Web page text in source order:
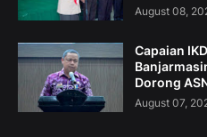
August 08,
Capaian
Dorong
August 07,